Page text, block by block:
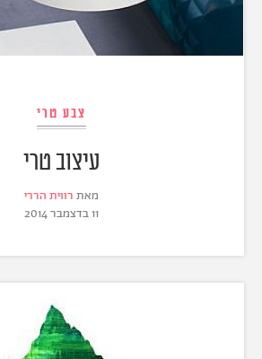
צבע טרי
עיצוב טרי
מאת רווית הררי
11 בדצמבר 2014